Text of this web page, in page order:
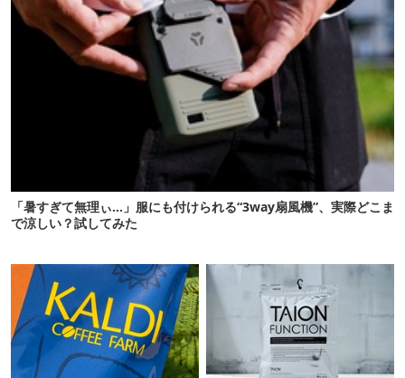
「暑すぎて無理ぃ…」服にも付けられる“3way扇風機”、実際どこま
で涼しい？試してみた